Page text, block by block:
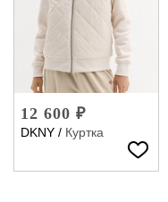
12 600 ₽
DKNY / Куртка